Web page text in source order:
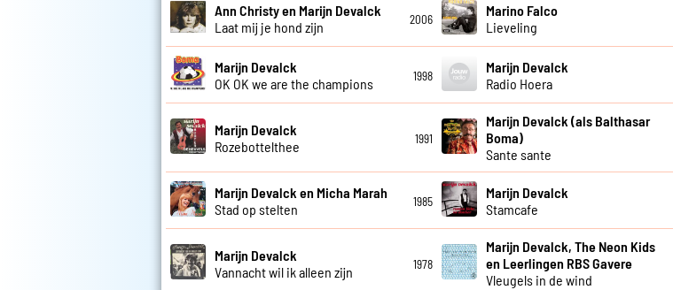
Ann Christy en Marijn Devalck
Laat mij je hond zijn
2006
Marino Falco
Lieveling
Marijn Devalck
OK OK we are the champions
1998
Marijn Devalck
Radio Hoera
Marijn Devalck
Rozebottelthee
1991
Marijn Devalck (als Balthasar
Boma)
Sante sante
Marijn Devalck en Micha Marah
Stad op stelten
1985
Marijn Devalck
Stamcafe
Marijn Devalck
Vannacht wil ik alleen zijn
1978
Marijn Devalck, The Neon Kids
en Leerlingen RBS Gavere
Vleugels in de wind